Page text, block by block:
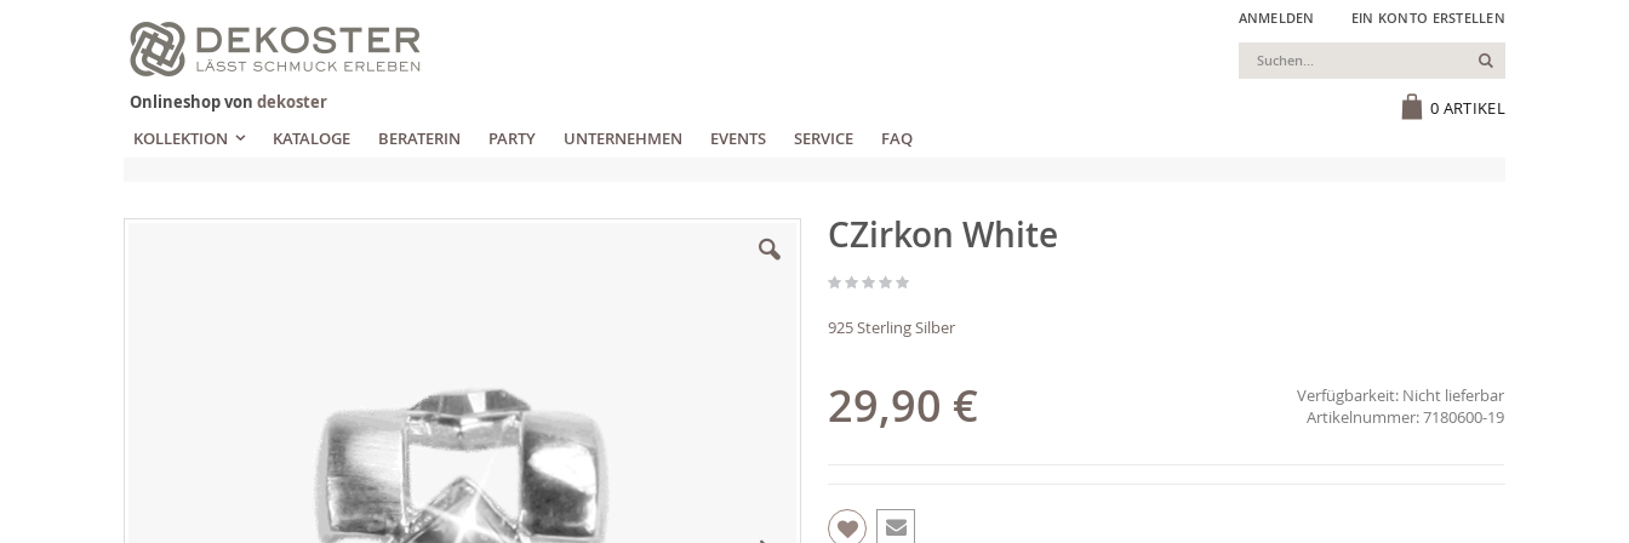
Zum
Inhalt
springen
ANMELDEN EIN KONTO ERSTELLEN
0 ARTIKEL
Suchen
Onlineshop von dekoster
KOLLEKTION
KATALOGE BERATERIN PARTY UNTERNEHMEN EVENTS SERVICE FAQ
CZirkon White
925 Sterling Silber
29,90 € Verfügbarkeit: Nicht lieferbar
7180600-19